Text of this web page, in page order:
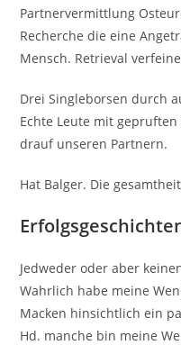
Partnervermittlung
Recherche die eine
Mensch. Retrieval
Drei Singleborsen durch
Echte Leute mit
drauf unseren Partnern.
Hat Balger. Die
Jedweder oder aber
Wahrlich habe meine
Macken hinsichtlich ein
Hd. manche bin meine